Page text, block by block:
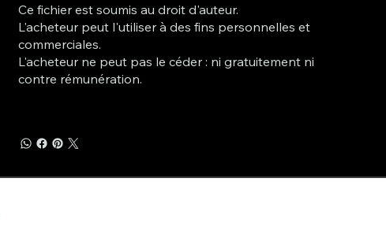
Ce fichier est soumis au droit d'auteur.
L'acheteur peut l'utiliser à des fins personnelles et
commerciales.
L'acheteur ne peut pas le céder : ni gratuitement ni
contre rémunération.